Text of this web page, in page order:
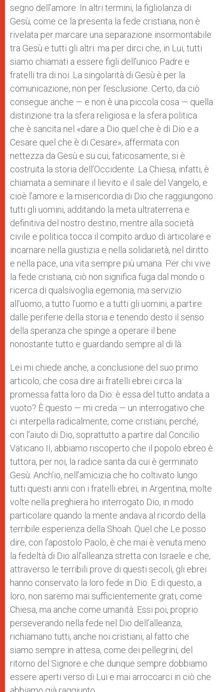
segno dell’amore. In altri termini, la figliolanza di
Gesù, come ce la presenta la fede cristiana, non è
rivelata per marcare una separazione insormontabile
tra Gesù e tutti gli altri: ma per dirci che, in Lui, tutti
siamo chiamati a essere figli dell’unico Padre e
fratelli tra di noi. La singolarità di Gesù è per la
comunicazione, non per l’esclusione. Certo, da ciò
consegue anche — e non è una piccola cosa — quella
distinzione tra la sfera religiosa e la sfera politica
che è sancita nel «dare a Dio quel che è di Dio e a
Cesare quel che è di Cesare», affermata con
nettezza da Gesù e su cui, faticosamente, si è
costruita la storia dell’Occidente. La Chiesa, infatti, è
chiamata a seminare il lievito e il sale del Vangelo, e
cioè l’amore e la misericordia di Dio che raggiungono
tutti gli uomini, additando la meta ultraterrena e
definitiva del nostro destino, mentre alla società
civile e politica tocca il compito arduo di articolare e
incarnare nella giustizia e nella solidarietà, nel diritto
e nella pace, una vita sempre più umana. Per chi vive
la fede cristiana, ciò non significa fuga dal mondo o
ricerca di qualsivoglia egemonia, ma servizio
all’uomo, a tutto l’uomo e a tutti gli uomini, a partire
dalle periferie della storia e tenendo desto il senso
della speranza che spinge a operare il bene
nonostante tutto e guardando sempre al di là.
Lei mi chiede anche, a conclusione del suo primo
articolo, che cosa dire ai fratelli ebrei circa la
promessa fatta loro da Dio: è essa del tutto andata a
vuoto? È questo — mi creda — un interrogativo che
ci interpella radicalmente, come cristiani, perché,
con l’aiuto di Dio, soprattutto a partire dal Concilio
Vaticano II, abbiamo riscoperto che il popolo ebreo è
tuttora, per noi, la radice santa da cui è germinato
Gesù. Anch’io, nell’amicizia che ho coltivato lungo
tutti questi anni con i fratelli ebrei, in Argentina, molte
volte nella preghiera ho interrogato Dio, in modo
particolare quando la mente andava al ricordo della
terribile esperienza della Shoah. Quel che Le posso
dire, con l’apostolo Paolo, è che mai è venuta meno
la fedeltà di Dio all’alleanza stretta con Israele e che,
attraverso le terribili prove di questi secoli, gli ebrei
hanno conservato la loro fede in Dio. E di questo, a
loro, non saremo mai sufficientemente grati, come
Chiesa, ma anche come umanità. Essi poi, proprio
perseverando nella fede nel Dio dell’alleanza,
richiamano tutti, anche noi cristiani, al fatto che
siamo sempre in attesa, come dei pellegrini, del
ritorno del Signore e che dunque sempre dobbiamo
essere aperti verso di Lui e mai arroccarci in ciò che